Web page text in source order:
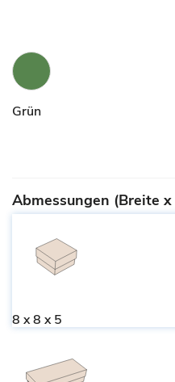
Grün
Abmessungen (Breite
8 x 8 x 5